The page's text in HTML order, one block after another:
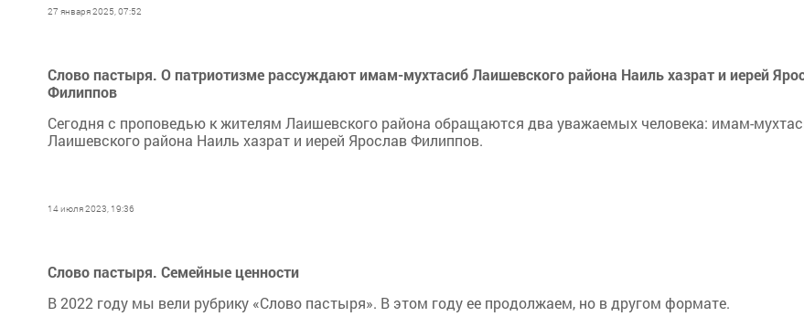
27 января 2025, 07:52
Слово пастыря. О патриотизме рассуждают имам-мухтасиб Лаишевского района Наиль хазрат и иерей
Филиппов
Сегодня с проповедью к жителям Лаишевского района обращаются два уважаемых человека: имам-
Лаишевского района Наиль хазрат и иерей Ярослав Филиппов.
14 июля 2023, 19:36
Слово пастыря. Семейные ценности
В 2022 году мы вели рубрику «Слово пастыря». В этом году ее продолжаем, но в другом формате.